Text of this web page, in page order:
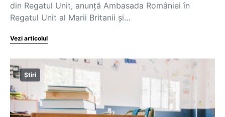
din Regatul Unit, anunță Ambasada României în
Regatul Unit al Marii Britanii și…
Vezi articolul
Știri